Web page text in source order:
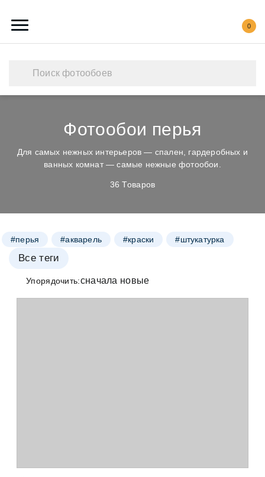
0
Каталог обоев
Наши работы
Создать свои фотообои
Акции
Фотообои перья
Для самых нежных интерьеров — спален, гардеробных и
ванных комнат — самые нежные фотообои.
36 Товаров
#перья #акварель #краски
#штукатурка
#стена
#абстракция
#волна
Все теги
Упорядочить: